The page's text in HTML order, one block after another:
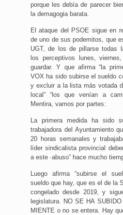
porque les debía de parecer
la demagogia barata.
El ataque del PSOE sigue en
de uno de sus podemitos, que
UGT, de los de pillarse todas
los perceptivos lunes,
guardar. Y que afirma “la
VOX ha sido subirse el sueldo
y excluir a la lista más votada
local” “los que venían a
Mentira, vamos por partes:
La primera medida ha sido
trabajadora del Ayuntamiento
20 horas semanales y
líder sindicalista provincial
a este ·abuso” hace mucho
Luego afirma “subirse el
sueldo que hay, que es el de la
congelado desde 2019, y
legislatura. NO SE HA
MIENTE o no se entera. Hay